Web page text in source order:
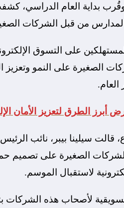
بداية العام الدراسي،
من قبل الشركات الصغيرة
الصغيرة على النمو وتعزيز
أبرز الطرق لتعزيز الأمان
قالت سيلينا بيبر، نائب
الشركات الصغيرة على تصميم
لاستقبال الموسم.
لأصحاب هذه الشركات